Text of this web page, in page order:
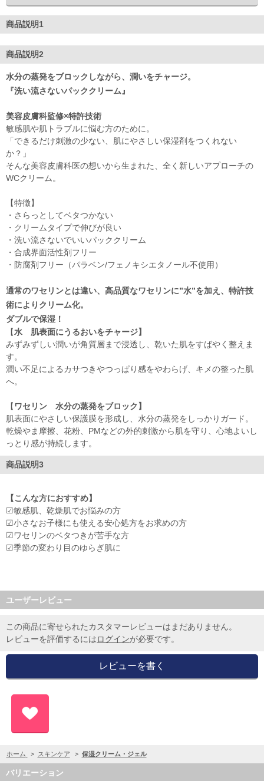
商品説明1
商品説明2
水分の蒸発をブロックしながら、潤いをチャージ。
『洗い流さないパッククリーム』
美容皮膚科監修×特許技術
敏感肌や肌トラブルに悩む方のために。
「できるだけ刺激の少ない、肌にやさしい保湿剤をつくれない
か？」
そんな美容皮膚科医の想いから生まれた、全く新しいアプローチの
WCクリーム。
【特徴】
・さらっとしてベタつかない
・クリームタイプで伸びが良い
・洗い流さないでいいパッククリーム
・合成界面活性剤フリー
・防腐剤フリー（パラベン/フェノキシエタノール不使用）
通常のワセリンとは違い、高品質なワセリンに”水”を加え、特許技
術によりクリーム化。
ダブルで保湿！
【水 肌表面にうるおいをチャージ】
みずみずしい潤いが角質層まで浸透し、乾いた肌をすばやく整えま
す。
潤い不足によるカサつきやつっぱり感をやわらげ、キメの整った肌
へ。
【 ワセリン 水分の蒸発をブロック】
肌表面にやさしい保護膜を形成し、水分の蒸発をしっかりガード。
乾燥やま摩擦、花粉、PMなどの外的刺激から肌を守り、心地よいし
っとり感が持続します。
商品説明3
【こんな方におすすめ】
☑敏感肌、乾燥肌でお悩みの方
☑小さなお子様にも使える安心処方をお求めの方
☑ワセリンのベタつきが苦手な方
☑季節の変わり目のゆらぎ肌に
ユーザーレビュー
この商品に寄せられたカスタマーレビューはまだありません。
レビューを評価するにはログインが必要です。
ホーム > スキンケア > 保湿クリーム・ジェル
バリエーション